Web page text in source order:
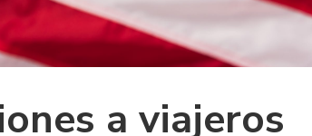
a viajeros